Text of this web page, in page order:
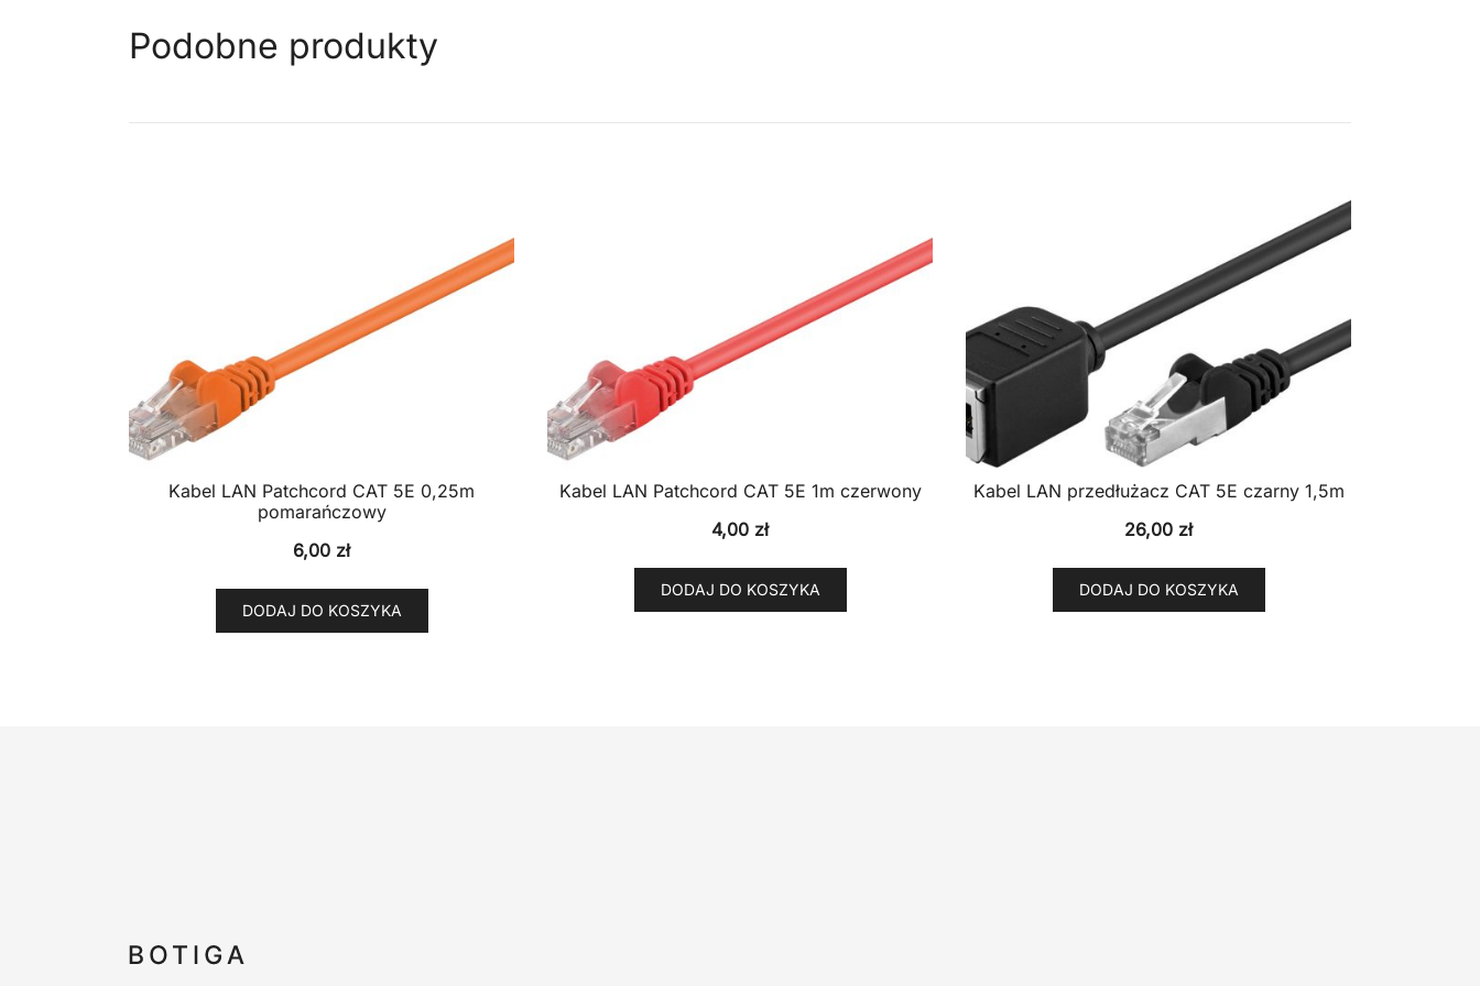
Podobne produkty
Kabel LAN Patchcord CAT 5E 0,25m
pomarańczowy
6,00 zł
DODAJ DO KOSZYKA
Kabel LAN Patchcord CAT 5E 1m czerwony
4,00 zł
DODAJ DO KOSZYKA
Kabel LAN przedłużacz CAT 5E czarny 1,5m
26,00 zł
DODAJ DO KOSZYKA